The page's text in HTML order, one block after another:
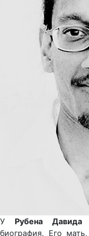
У Рубена
биография. Его